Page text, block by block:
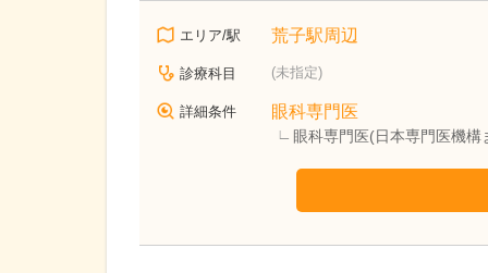
エリア/駅 荒子駅周辺
診療科目 (未指定)
詳細条件 眼科専門医
眼科専門医(日本専門医機構